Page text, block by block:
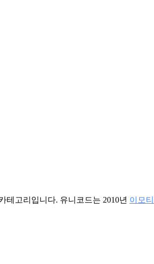
테고리입니다. 유니코드는 2010년 이모